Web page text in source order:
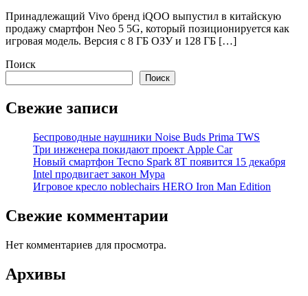
Принадлежащий Vivo бренд iQOO выпустил в китайскую
продажу смартфон Neo 5 5G, который позиционируется как
игровая модель. Версия с 8 ГБ ОЗУ и 128 ГБ […]
Поиск
Поиск
Свежие записи
Беспроводные наушники Noise Buds Prima TWS
Три инженера покидают проект Apple Car
Новый смартфон Tecno Spark 8T появится 15 декабря
Intel продвигает закон Мура
Игровое кресло noblechairs HERO Iron Man Edition
Свежие комментарии
Нет комментариев для просмотра.
Архивы